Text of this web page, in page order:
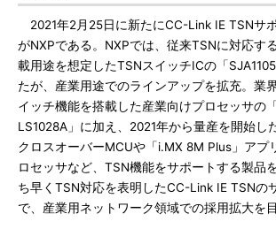
2021年2月25日に新たにCC-Link IE TSNサ
がNXPである。NXPでは、従来TSNに対応す
載用途を想定したTSNスイッチICの「
たが、産業用途でのラインアップを拡充。業
イッチ機能を搭載した産業向けプロセッサの
LS1028A」に加え、2021年から量産を開始し
クロスオーバーMCUや「i.MX 8M Plus」アプ
ロセッサなど、TSN機能をサポートする製品
ち早くTSN対応を表明したCC-Link IE TSNの
で、産業用ネットワーク領域での採用拡大を